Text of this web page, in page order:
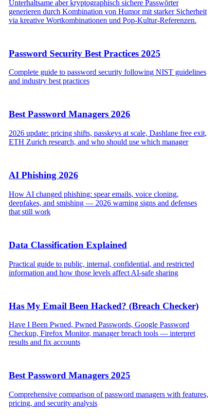
Unterhaltsame aber kryptographisch sichere Passwörter
generieren durch Kombination von Humor mit starker Sicherheit
via kreative Wortkombinationen und Pop-Kultur-Referenzen.
Password Security Best Practices 2025
Complete guide to password security following NIST guidelines
and industry best practices
Best Password Managers 2026
2026 update: pricing shifts, passkeys at scale, Dashlane free exit,
ETH Zurich research, and who should use which manager
AI Phishing 2026
How AI changed phishing: spear emails, voice cloning,
deepfakes, and smishing — 2026 warning signs and defenses
that still work
Data Classification Explained
Practical guide to public, internal, confidential, and restricted
information and how those levels affect AI-safe sharing
Has My Email Been Hacked? (Breach Checker)
Have I Been Pwned, Pwned Passwords, Google Password
Checkup, Firefox Monitor, manager breach tools — interpret
results and fix accounts
Best Password Managers 2025
Comprehensive comparison of password managers with features,
pricing, and security analysis